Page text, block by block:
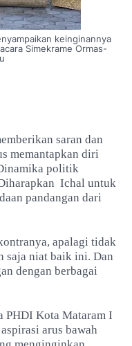
keinginannya
Simekrame Ormas-
saran dan
memantapkan diri
politik
Ichal untuk
pandangan dari
apalagi tidak
saja niat baik ini. Dan
dengan berbagai
PHDI Kota Mataram I
arus bawah